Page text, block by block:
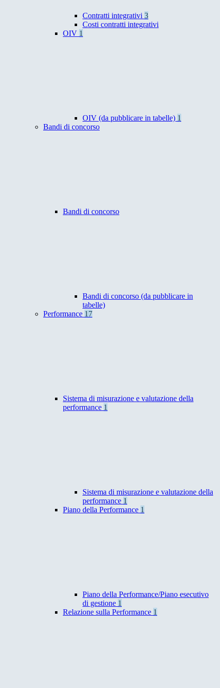
Contratti integrativi 3
Costi contratti integrativi
OIV 1
OIV (da pubblicare in tabelle) 1
Bandi di concorso
Bandi di concorso
Bandi di concorso (da pubblicare in
tabelle)
Performance 17
Sistema di misurazione e valutazione della
performance 1
Sistema di misurazione e valutazione della
performance 1
Piano della Performance 1
Piano della Performance/Piano esecutivo
di gestione 1
Relazione sulla Performance 1